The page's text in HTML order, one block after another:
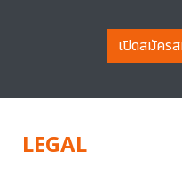
เปิดสมัคร
LEGAL